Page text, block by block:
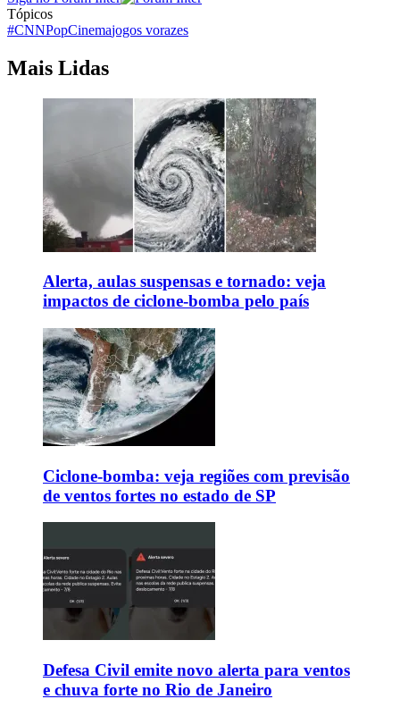
Tópicos
#CNNPopCinemajogos vorazes
Mais Lidas
Alerta, aulas suspensas e tornado: veja
impactos de ciclone-bomba pelo país
Ciclone-bomba: veja regiões com previsão
de ventos fortes no estado de SP
Defesa Civil emite novo alerta para ventos
e chuva forte no Rio de Janeiro